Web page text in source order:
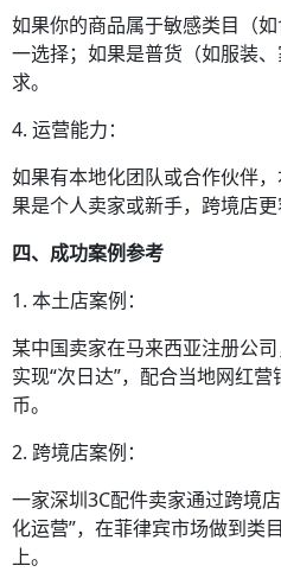
如果你的商品属于敏感类目（
一选择；如果是普货（如服装
求。
4. 运营能力：
如果有本地化团队或合作伙伴
果是个人卖家或新手，跨境店更
四、成功案例参考
1. 本土店案例：
某中国卖家在马来西亚注册公
实现“次日达”，配合当地网红
币。
2. 跨境店案例：
一家深圳3C配件卖家通过跨境
化运营”，在菲律宾市场做到类
上。